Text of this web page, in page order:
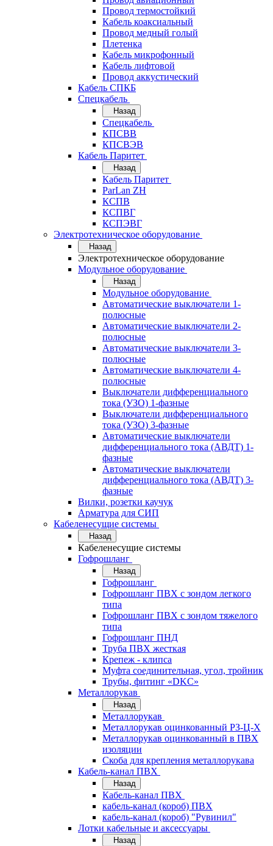
Провод термостойкий
Кабель коаксиальный
Провод медный голый
Плетенка
Кабель микрофонный
Кабель лифтовой
Провод аккустический
Кабель СПКБ
Спецкабель
Назад
Спецкабель
КПСВВ
КПСВЭВ
Кабель Паритет
Назад
Кабель Паритет
ParLan ZH
КСПВ
КСПВГ
КСПЭВГ
Электротехническое оборудование
Назад
Электротехническое оборудование
Модульное оборудование
Назад
Модульное оборудование
Автоматические выключатели 1-
полюсные
Автоматические выключатели 2-
полюсные
Автоматические выключатели 3-
полюсные
Автоматические выключатели 4-
полюсные
Выключатели дифференциального
тока (УЗО) 1-фазные
Выключатели дифференциального
тока (УЗО) 3-фазные
Автоматические выключатели
дифференциального тока (АВДТ) 1-
фазные
Автоматические выключатели
дифференциального тока (АВДТ) 3-
фазные
Вилки, розетки каучук
Арматура для СИП
Кабеленесущие системы
Назад
Кабеленесущие системы
Гофрошланг
Назад
Гофрошланг
Гофрошланг ПВХ с зондом легкого
типа
Гофрошланг ПВХ с зондом тяжелого
типа
Гофрошланг ПНД
Труба ПВХ жесткая
Крепеж - клипса
Муфта соединительная, угол, тройник
Трубы, фитинг «DKC»
Металлорукав
Назад
Металлорукав
Металлорукав оцинкованный РЗ-Ц-Х
Металлорукав оцинкованный в ПВХ
изоляции
Скоба для крепления металлорукава
Кабель-канал ПВХ
Назад
Кабель-канал ПВХ
кабель-канал (короб) ПВХ
кабель-канал (короб) "Рувинил"
Лотки кабельные и аксессуары
Назад